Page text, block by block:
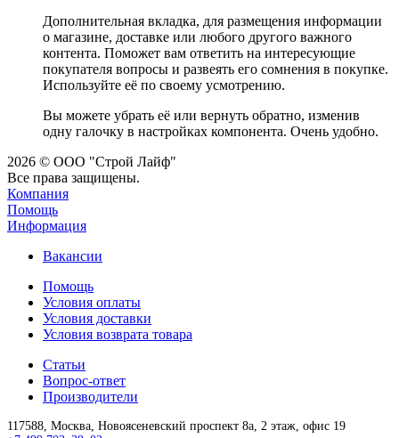
Дополнительная вкладка, для размещения информации
о магазине, доставке или любого другого важного
контента. Поможет вам ответить на интересующие
покупателя вопросы и развеять его сомнения в покупке.
Используйте её по своему усмотрению.
Вы можете убрать её или вернуть обратно, изменив
одну галочку в настройках компонента. Очень удобно.
2026 © ООО "Строй Лайф"
Все права защищены.
Компания
Помощь
Информация
Вакансии
Помощь
Условия оплаты
Условия доставки
Условия возврата товара
Статьи
Вопрос-ответ
Производители
117588, Москва, Новоясеневский проспект 8а, 2 этаж, офис 19